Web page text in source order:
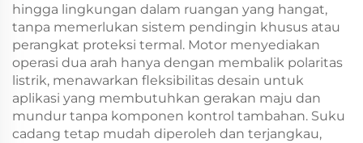
hingga lingkungan dalam ruangan yang hangat,
tanpa memerlukan sistem pendingin khusus atau
perangkat proteksi termal. Motor menyediakan
operasi dua arah hanya dengan membalik polaritas
listrik, menawarkan fleksibilitas desain untuk
aplikasi yang membutuhkan gerakan maju dan
mundur tanpa komponen kontrol tambahan. Suku
cadang tetap mudah diperoleh dan terjangkau,